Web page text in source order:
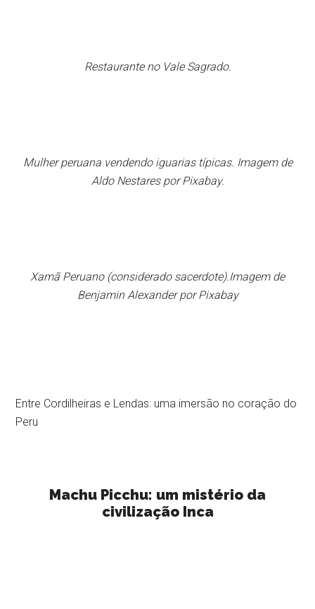
Restaurante no Vale Sagrado.
Mulher peruana vendendo iguarias típicas. Imagem de
Aldo Nestares por Pixabay.
Xamã Peruano (considerado sacerdote).Imagem de
Benjamin Alexander por Pixabay
Entre Cordilheiras e Lendas: uma imersão no coração do
Peru
Machu Picchu: um mistério da
civilização Inca